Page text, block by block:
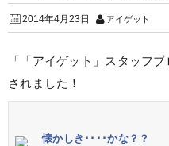
2014年4月23日 アイゲット
「「アイゲット」スタッフ
されました！
懐かしき････かな？？